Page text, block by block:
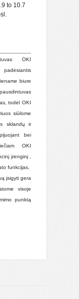
to 10.7
OKI
biure
todėl OKI
siūlome
sklandų ir
bei
OKI
įrenginį ,
funkcijas,
įsigyti gera
visoje
punktą